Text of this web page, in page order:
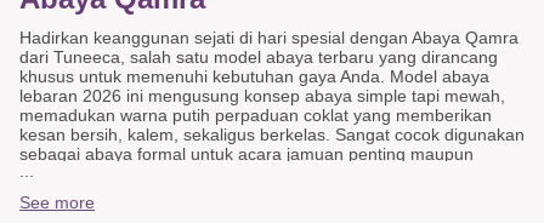
Hadirkan keanggunan sejati di hari spesial dengan Abaya Qamra
dari Tuneeca, salah satu model abaya terbaru yang dirancang
khusus untuk memenuhi kebutuhan gaya Anda. Model abaya
lebaran 2026 ini mengusung konsep abaya simple tapi mewah,
memadukan warna putih perpaduan coklat yang memberikan
kesan bersih, kalem, sekaligus berkelas. Sangat cocok digunakan
sebagai abaya formal untuk acara jamuan penting maupun
abaya semiformal saat bersilaturahmi. Abaya ini mengutamakan
kenyamanan tanpa mengorbankan estetika, dilengkapi dengan
fitur Busui friendly untuk memudahkan ibu menyusui. Detail
See more